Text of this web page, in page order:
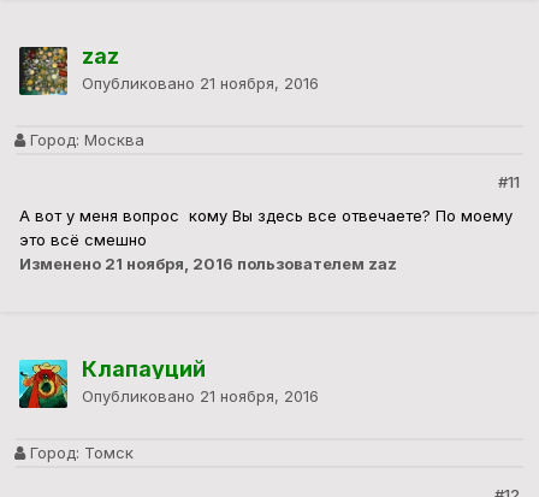
zaz
Опубликовано 21 ноября, 2016
Город: Москва
#11
А вот у меня вопрос кому Вы здесь все отвечаете? По моему
это всё смешно
Изменено 21 ноября, 2016 пользователем zaz
Клапауций
Опубликовано 21 ноября, 2016
Город: Томск